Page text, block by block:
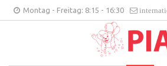
Montag - Freitag: 8:15 - 16:30
DE